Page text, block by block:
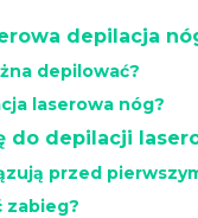
depilacja
depilować?
laserowa nóg?
do depilacji
przed
zabieg?